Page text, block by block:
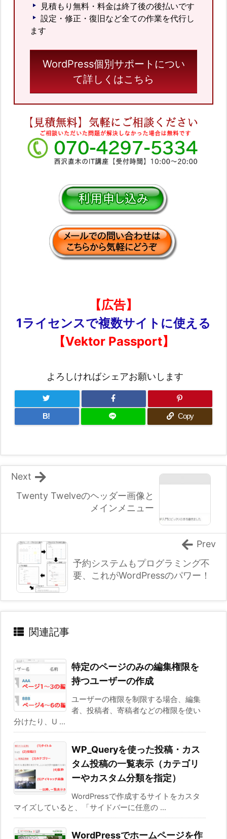
見積もり無料・料金は終了後の後払いです
設定・修正・復旧など全ての作業を代行し
ます
WordPress個別サポートについ
て詳しくはこちら
【広告】
1ライセンスで複数サイトに使える
【Vektor Passport】
よろしければシェアお願いします
B! Copy
Twenty Twelveのヘッダー画像と
メインメニュー
Next
予約システムもプログラミング不
要、これがWordPressのパワー！
Prev
関連記事
特定のページのみの編集権限を
持つユーザーの作成
ユーザーの権限を制限する場合、編集
者、投稿者、寄稿者などの権限を使い
分けたり、U ...
WP_Queryを使った投稿・カス
タム投稿の一覧表示（カテゴリ
ーやカスタム分類を指定）
WordPressで作成するサイトをカスタ
マイズしていると、「サイドバーに任意の ...
WordPressでホームページを作